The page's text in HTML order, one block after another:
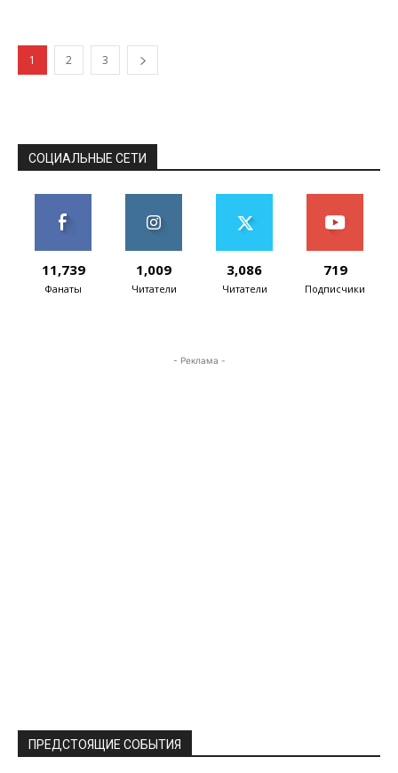
1 2 3
СОЦИАЛЬНЫЕ СЕТИ
11,739
Фанаты
1,009
Читатели
3,086
Читатели
719
Подписчики
- Реклама -
ПРЕДСТОЯЩИЕ СОБЫТИЯ